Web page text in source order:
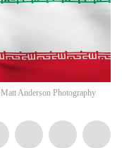
Matt Anderson Photography